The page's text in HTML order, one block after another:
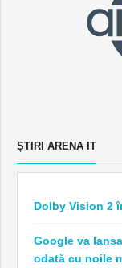
ȘTIRI ARENA IT
Dolby Vision 2
Google va
odată cu noile